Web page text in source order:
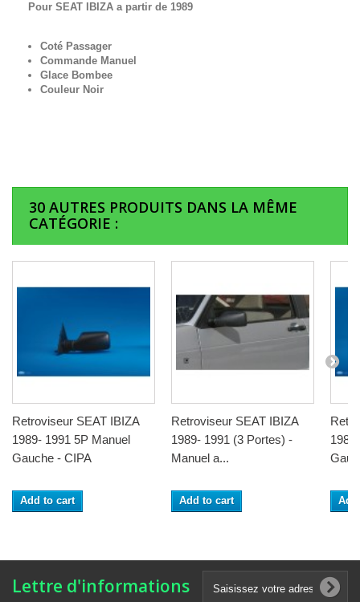
Pour SEAT IBIZA a partir de 1989
Coté Passager
Commande Manuel
Glace Bombee
Couleur Noir
30 AUTRES PRODUITS DANS LA MÊME
CATÉGORIE :
Retroviseur SEAT IBIZA
1989- 1991 5P Manuel
Gauche - CIPA
Add to cart
Retroviseur SEAT IBIZA
1989- 1991 (3 Portes) -
Manuel a...
Add to cart
1989
Lettre d'informations